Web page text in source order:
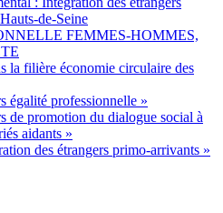
de-Seine
FEMMES-HOMMES,
la filière économie circulaire des
égalité professionnelle »
de promotion du dialogue social à
aidants »
des étrangers primo-arrivants »